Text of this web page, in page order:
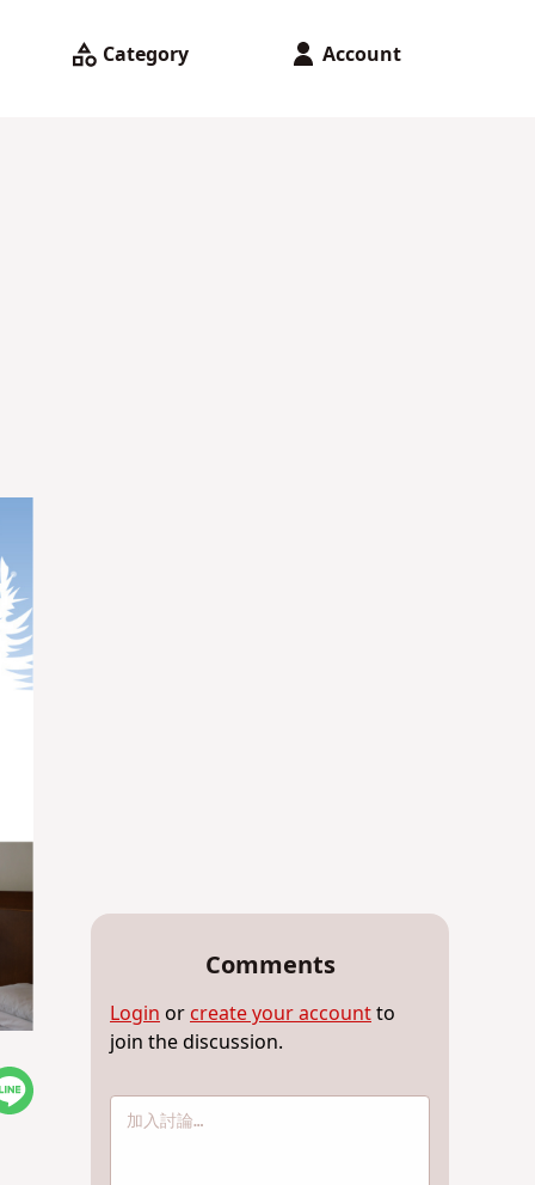
Category Account
Comments
Login or create your accountto
join the discussion.